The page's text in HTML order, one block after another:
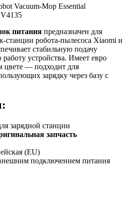
питания предназначен для
станции робота-пылесоса Xiaomi и
стабильную подачу
устройства. Имеет евро
цвете — подходит для
зарядку через базу с
зарядной станции
запчасть
(EU)
подключением питания